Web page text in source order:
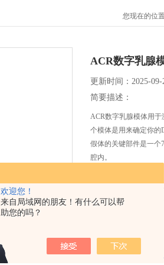
欢迎您！
来自局域网的朋友！有什么可以帮
助您的吗？
您现在的位置
ACR数字乳腺
更新时间：2025-09-
简要描述：
ACR数字乳腺模体用
个模体是用来确定你的
假体的关键部件是一
腔内。
这个模体是用来确定
这个模体是用来确定你
发邮件给我们：
留言询价